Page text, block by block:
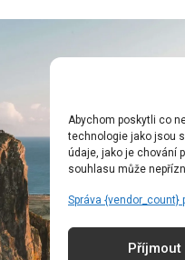
Abychom poskytli co
technologie jako jsou
údaje, jako je chování
souhlasu může
Správa {vendor_count}
Příjmout